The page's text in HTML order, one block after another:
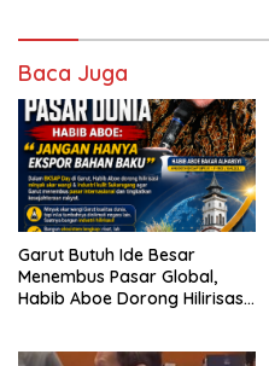
Baca Juga
Garut Butuh Ide Besar
Menembus Pasar Global,
Habib Aboe Dorong Hilirisasi